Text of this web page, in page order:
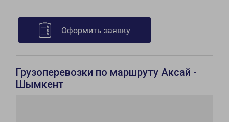
Оформить заявку
Грузоперевозки по маршруту Аксай -
Шымкент